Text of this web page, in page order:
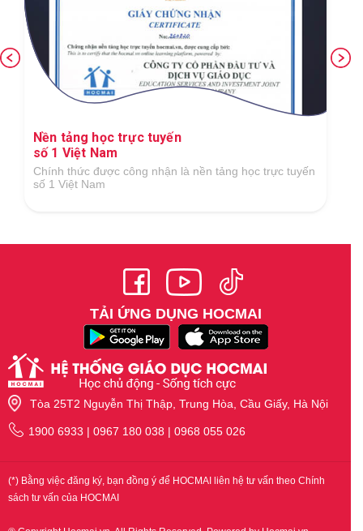
Nền tảng học trực tuyến
số 1 Việt Nam
Chính thức được công nhận là nền tảng học trực tuyến
số 1 Việt Nam
TẢI ỨNG DỤNG HOCMAI
Tòa 25T2 Nguyễn Thị Thập, Trung Hòa, Cầu Giấy, Hà Nội
1900 6933 | 0967 180 038 | 0968 055 026
(*) Bằng việc đăng ký, bạn đồng ý để HOCMAI liên hệ tư vấn theo Chính
sách tư vấn của HOCMAI